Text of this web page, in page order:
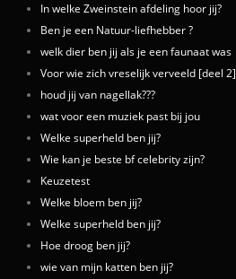
In welke Zweinstein afdeling hoor jij?
Ben je een Natuur-liefhebber ?
welk dier ben jij als je een faunaat was
Voor wie zich vreselijk verveeld [deel 2]
houd jij van nagellak???
wat voor een muziek past bij jou
Welke superheld ben jij?
Wie kan je beste bf celebrity zijn?
Keuzetest
Welke bloem ben jij?
Welke superheld ben jij?
Hoe droog ben jij?
wie van mijn katten ben jij?